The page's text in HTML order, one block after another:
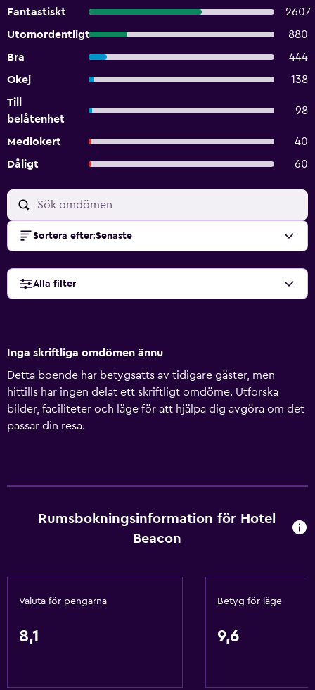
Fantastiskt
2607
Utomordentligt
880
Bra
444
Okej
138
Till
belåtenhet
98
Mediokert
40
Dåligt
60
Sortera efter:Senaste
Alla filter
Inga skriftliga omdömen ännu
Detta boende har betygsatts av tidigare gäster, men
hittills har ingen delat ett skriftligt omdöme. Utforska
bilder, faciliteter och läge för att hjälpa dig avgöra om det
passar din resa.
Rumsbokningsinformation för Hotel
Beacon
Valuta för pengarna
8,1
Betyg för läge
9,6